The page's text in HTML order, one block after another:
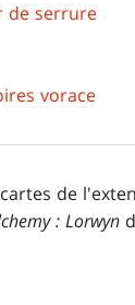
de serrure
vorace
de
: Lorwyn